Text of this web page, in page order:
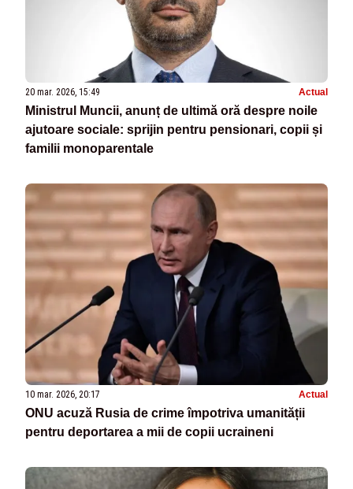
20 mar. 2026, 15:49 Actual
Ministrul Muncii, anunț de ultimă oră despre noile
ajutoare sociale: sprijin pentru pensionari, copii și
familii monoparentale
10 mar. 2026, 20:17 Actual
ONU acuză Rusia de crime împotriva umanității
pentru deportarea a mii de copii ucraineni